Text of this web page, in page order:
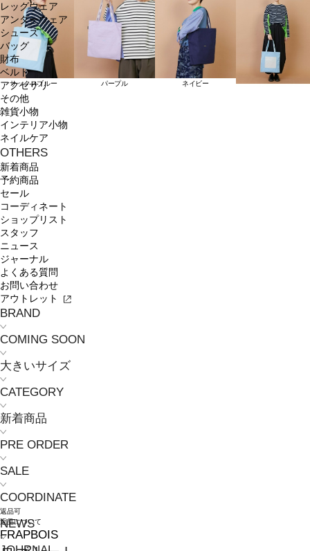
レッグウェア
アンダーウェア
シューズ
バッグ
財布
ベルト
アクセサリ
その他
雑貨小物
インテリア小物
ネイルケア
OTHERS
新着商品
予約商品
セール
コーディネート
ショップリスト
スタッフ
ニュース
ジャーナル
よくある質問
お問い合わせ
アウトレット
BRAND
COMING SOON
大きいサイズ
CATEGORY
新着商品
PRE ORDER
SALE
COORDINATE
NEWS
サックスブルー パープル ネイビー
返品可
返品について
FRAPBOIS